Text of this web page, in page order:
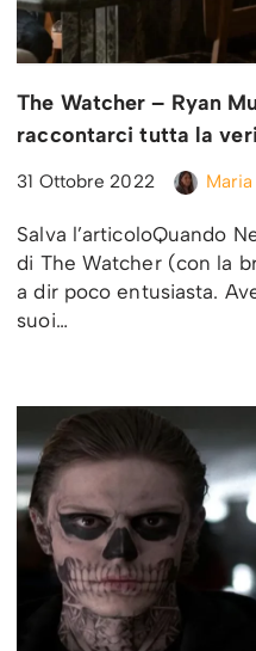
The Watcher – Ryan
raccontarci tutta la
31 Ottobre 2022
Salva l’articoloQuando
di The Watcher (con la
a dir poco entusiasta.
suoi…